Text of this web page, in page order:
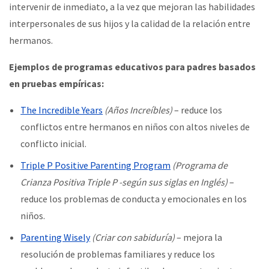
intervenir de inmediato, a la vez que mejoran las habilidades
interpersonales de sus hijos y la calidad de la relación entre
hermanos.
Ejemplos de programas educativos para padres basados
en pruebas empíricas:
The Incredible Years (Años Increíbles)– reduce los
conflictos entre hermanos en niños con altos niveles de
conflicto inicial.
Triple P Positive Parenting Program (Programa de
Crianza Positiva Triple P -según sus siglas en Inglés)–
reduce los problemas de conducta y emocionales en los
niños.
Parenting Wisely (Criar con sabiduría)– mejora la
resolución de problemas familiares y reduce los